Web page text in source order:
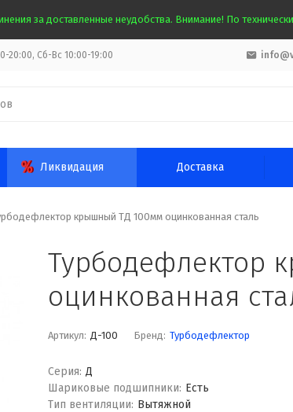
за доставленные неудобства. Внимание! По
20:00, Сб-Вс 10:00-19:00
Ликвидация Доставка
крышный ТД 100мм оцинкованная сталь
Турбодефлектор
оцинкованная
Артикул: Д-100 Бренд: Турбодефлектор
Серия: Д
Шариковые подшипники: Есть
Тип вентиляции: Вытяжной